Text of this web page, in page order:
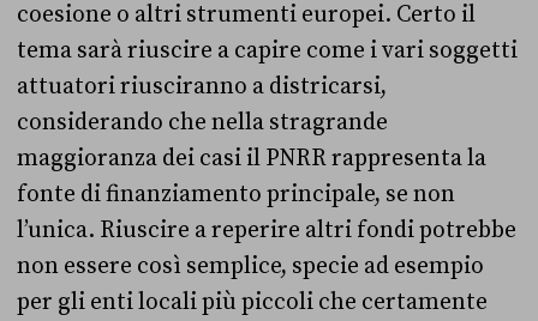
coesione o altri strumenti europei. Certo il
tema sarà riuscire a capire come i vari soggetti
attuatori riusciranno a districarsi,
considerando che nella stragrande
maggioranza dei casi il PNRR rappresenta la
fonte di finanziamento principale, se non
l’unica. Riuscire a reperire altri fondi potrebbe
non essere così semplice, specie ad esempio
per gli enti locali più piccoli che certamente